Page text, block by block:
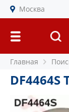
Москва
Главная